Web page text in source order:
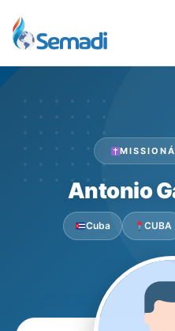
Antonio
Cuba CUBA